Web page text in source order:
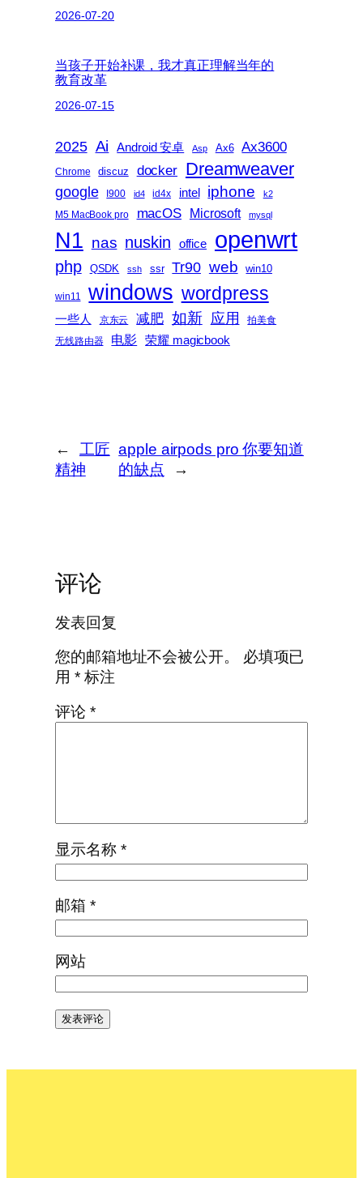
2026-07-20
当孩子开始补课，我才真正理解当年的
教育改革
2026-07-15
2025 Ai Android 安卓 Asp Ax6 Ax3600
Chrome discuz docker Dreamweaver
google I900 id4 id4x intel iphone k2
M5 MacBook pro macOS Microsoft mysql
N1 nas nuskin office openwrt
php QSDK ssh ssr Tr90 web win10
win11 windows wordpress
一些人 京东云 减肥 如新 应用
拍美食
无线路由器
电影 荣耀 magicbook
←
工匠
精神
apple airpods pro 你要知道
的缺点
→
评论
发表回复
您的邮箱地址不会被公开。
必填项已
用 *标注
评论 *
显示名称 *
邮箱 *
网站